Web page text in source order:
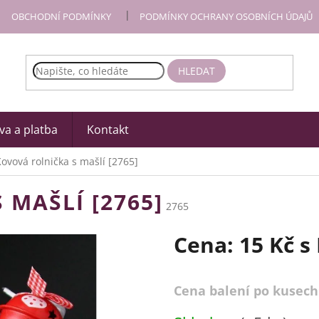
OBCHODNÍ PODMÍNKY PODMÍNKY OCHRANY OSOBNÍCH ÚDAJŮ
HLEDAT
a platba Kontakt
rolnička s mašlí [2765]
MAŠLÍ [2765] 2765
Cena: 15 Kč s
Cena balení po